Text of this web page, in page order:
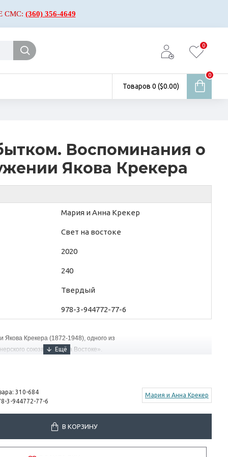
СМС: (360) 356-4649
0
Товаров 0 ($0.00)
0
Воспоминания о
Якова Крекера
Мария и Анна Крекер
Свет на востоке
2020
240
Твердый
978-3-944772-77-6
Крекера (1872-1948), одного из
союза «Свет на Востоке».
310-684
3-944772-77-6
Мария и Анна Крекер
В КОРЗИНУ